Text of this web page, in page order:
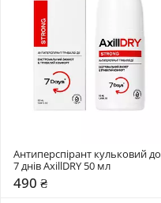
Антиперспірант кульковий до
490 ₴